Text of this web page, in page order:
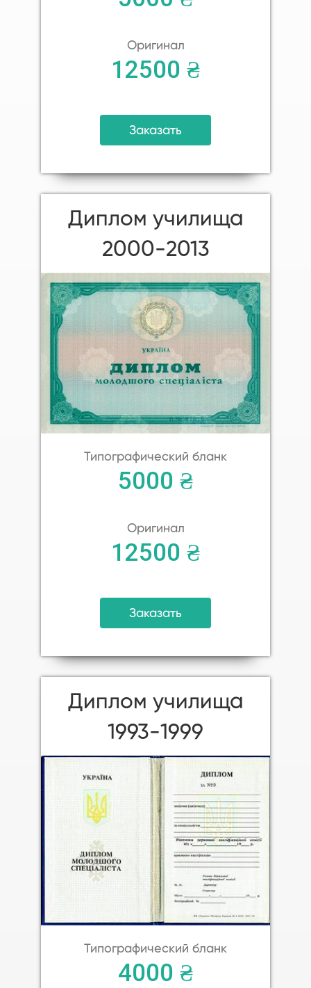
Оригинал
12500 ₴
Заказать
Диплом училища
2000-2013
Типографический бланк
5000 ₴
Оригинал
12500 ₴
Заказать
Диплом училища
1993-1999
Типографический бланк
4000 ₴